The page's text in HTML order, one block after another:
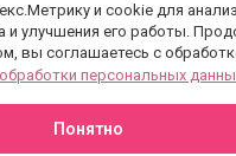
и cookie для
и улучшения его работы.
вы соглашаетесь с
персональных
Понятно